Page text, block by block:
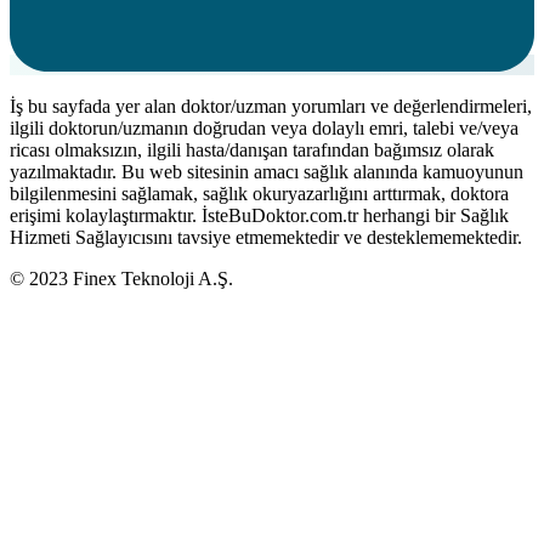
İş bu sayfada yer alan doktor/uzman yorumları ve değerlendirmeleri,
ilgili doktorun/uzmanın doğrudan veya dolaylı emri, talebi ve/veya
ricası olmaksızın, ilgili hasta/danışan tarafından bağımsız olarak
yazılmaktadır. Bu web sitesinin amacı sağlık alanında kamuoyunun
bilgilenmesini sağlamak, sağlık okuryazarlığını arttırmak, doktora
erişimi kolaylaştırmaktır. İsteBuDoktor.com.tr herhangi bir Sağlık
Hizmeti Sağlayıcısını tavsiye etmemektedir ve desteklememektedir.
© 2023 Finex Teknoloji A.Ş.